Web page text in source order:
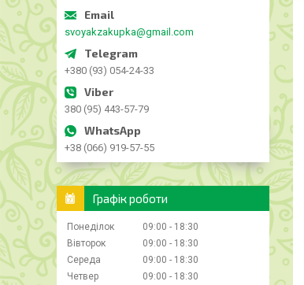
svoyakzakupka@gmail.com
+380 (93) 054-24-33
380 (95) 443-57-79
+38 (066) 919-57-55
Графік роботи
Понеділок 09:00
18:30
Вівторок
09:00
18:30
Середа
09:00
18:30
Четвер
09:00
18:30